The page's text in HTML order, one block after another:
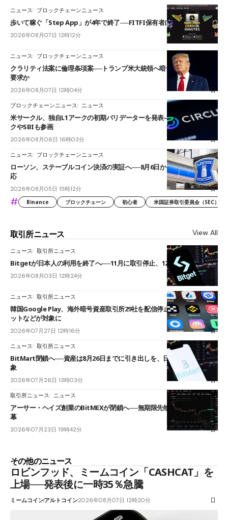
ニュース ブロックチェーンニュース
歩いて稼ぐ「Step App」が4年で終了──FITFI保有者に対応呼びかけ
2026年08月07日 12時12分
ニュース ブロックチェーンニュース
クラリティ法案に倫理条項案──トランプ米大統領へ暗号資産事業の売却
要求か
2026年08月07日 12時04分
ブロックチェーンニュース ニュース
米サークル、独自L1アークの初期バリデーターを発表――ブラックロッ
クやSBIも参画
2026年08月06日 16時03分
ニュース ブロックチェーンニュース
ローソン、ステーブルコイン決済の実証へ──8月6日からJPYCやUSDC対
応
2026年08月05日 15時12分
# Binance ブロックチェーン 初心者 米国証券取引委員会（SEC）
取引所ニュース View All
ニュース 取引所ニュース
Bitgetが日本人の利用を終了へ──11月に取引停止、12月末に強制決済
2026年08月03日 12時24分
ニュース 取引所ニュース
韓国Google Play、海外暗号資産取引所29社を配信停止──OKXやバイビ
ットなどが対象に
2026年07月27日 12時16分
ニュース 取引所ニュース
BitMart閉鎖へ──資産は8月26日までに引き出しを、日本人利用者も対
象
2026年07月26日 13時03分
取引所ニュース ニュース
アーサー・ヘイズ創業のBitMEXが閉鎖へ──無期限先物を生んだ11年に
幕
2026年07月23日 19時42分
その他のニュース
ロビンフッド、ミームコイン「CASHCAT」を
上場──発表後に一時35％急騰
ミームコインアルトコイン2026年08月07日 12時20分